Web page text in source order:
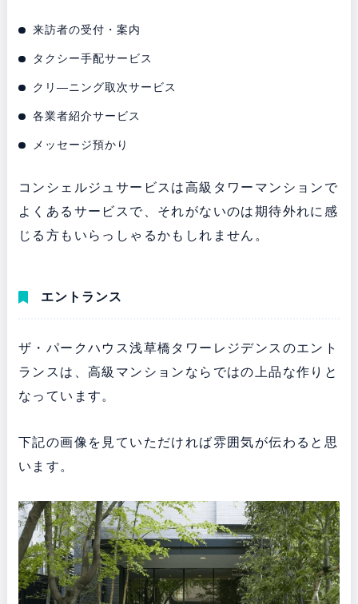
来訪者の受付・案内
タクシー手配サービス
クリ―ニング取次サービス
各業者紹介サービス
メッセージ預かり
コンシェルジュサービスは高級タワーマンションで
よくあるサービスで、それがないのは期待外れに感
じる方もいらっしゃるかもしれません。
エントランス
ザ・パークハウス浅草橋タワーレジデンスのエント
ランスは、高級マンションならではの上品な作りと
なっています。
下記の画像を見ていただければ雰囲気が伝わると思
います。